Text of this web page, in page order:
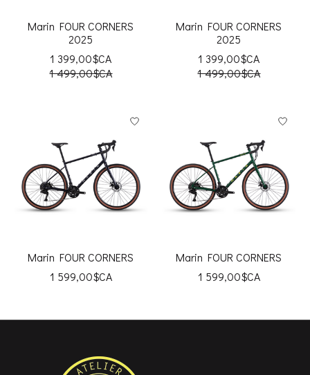
Marin FOUR CORNERS
2025
1 399,00$CA
1 499,00$CA
Marin FOUR CORNERS
2025
1 399,00$CA
1 499,00$CA
Marin FOUR CORNERS
1 599,00$CA
Marin FOUR CORNERS
1 599,00$CA